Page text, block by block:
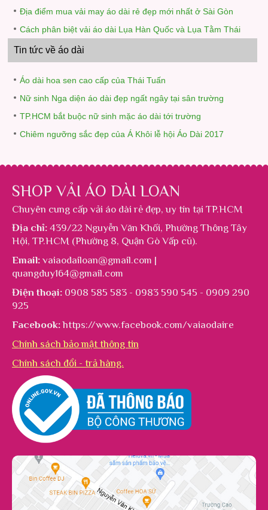
Địa điểm mua vải may áo dài rẻ đẹp mới nhất ở Sài Gòn
Cách phân biệt vải áo dài Lụa Hàn Quốc và Lụa Tằm Thái
Tin tức về áo dài
Áo dài hoa sen cao cấp của Thái Tuấn
Nữ sinh Nga diện áo dài đẹp ngất ngây tại sân trường
TP.HCM bắt buộc nữ sinh mặc áo dài tới trường
Chiêm ngưỡng sắc đẹp của Á Khôi lễ hội Áo Dài 2017
SHOP VẢI ÁO DÀI LOAN
Chuyên cung cấp vải áo dài rẻ đẹp, uy tín tại TP.HCM
Địa chỉ: 439/22 Nguyễn Văn Khối, Phường Thông Tây
Hội, TP.HCM (Phường 8, Quận Gò Vấp cũ).
Email: vaiaodailoan@gmail.com |
quangduy164@gmail.com
Điện thoại: 0908 585 583 - 0983 590 545 - 0909 290
925
Facebook: https://www.facebook.com/vaiaodaire
Chính sách bảo mật thông tin
Chính sách đổi - trả hàng.